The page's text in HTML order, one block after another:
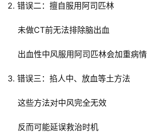
2. 错误二：擅自服用阿司匹林
未做CT前无法排除脑出血
出血性中风服用阿司匹林会加重病情
3. 错误三：掐人中、放血等土方法
这些方法对中风完全无效
反而可能延误救治时机